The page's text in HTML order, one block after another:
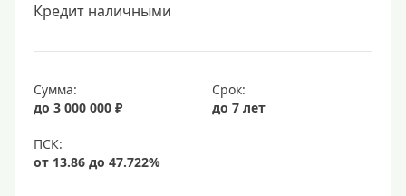
Кредит наличными
Сумма:
до 3 000 000 ₽
Срок:
до 7 лет